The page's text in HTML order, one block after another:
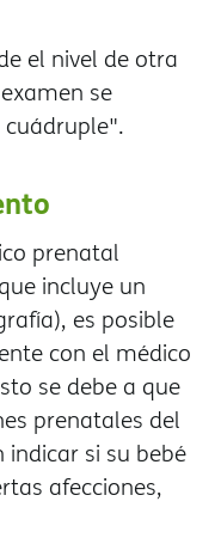
el nivel de otra
se
prenatal
incluye un
es posible
con el médico
se debe a que
prenatales del
si su bebé
afecciones,